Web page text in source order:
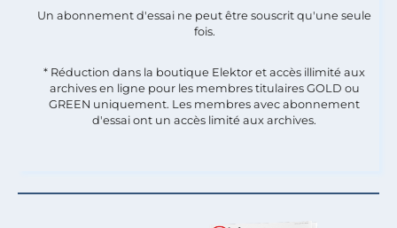
Un abonnement d'essai ne peut être souscrit qu'une seule
fois.​
* Réduction dans la boutique Elektor et accès illimité aux
archives en ligne pour les membres titulaires GOLD ou
GREEN uniquement. Les membres avec abonnement
d'essai ont un accès limité aux archives.